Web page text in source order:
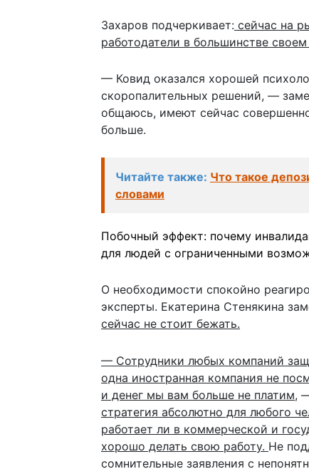
Захаров подчеркивает: сейчас на
работодатели в большинстве
— Ковид оказался хорошей
скоропалительных решений, —
общаюсь, имеют сейчас
больше.
Читайте также: Что такое
словами
Побочный эффект: почему
для людей с ограниченными
О необходимости спокойно
эксперты. Екатерина Стенякина
сейчас не стоит бежать.
— Сотрудники любых компаний
одна иностранная компания не
и денег мы вам больше не платим,
стратегия абсолютно для любого
работает ли в коммерческой и
хорошо делать свою работу. Не
сомнительные заявления с